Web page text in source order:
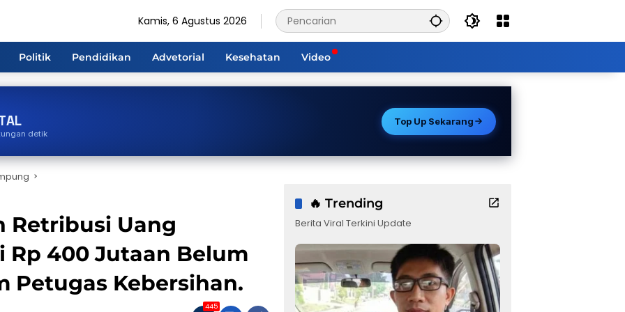
Kamis, 6 Agustus 2026
Politik Pendidikan Advetorial Kesehatan Video
detik
Top Up Sekarang
Retribusi Uang
Rp 400 Jutaan Belum
Petugas Kebersihan.
445
🔥 Trending
Berita Viral Terkini Update